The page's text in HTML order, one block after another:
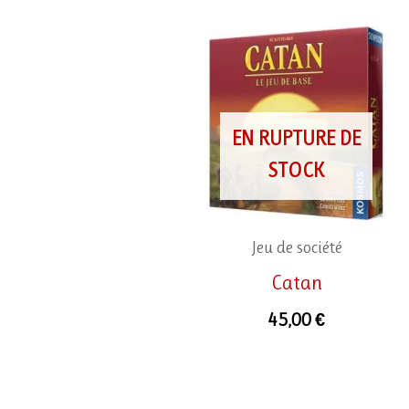
EN RUPTURE DE
STOCK
Jeu de société
Catan
45,00€